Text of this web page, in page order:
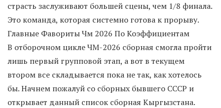
страсть заслуживают большей сцены, чем 1/8 финала.
Это команда, которая системно готова к прорыву.
Главные Фавориты Чм 2026 По Коэффициентам
В отборочном цикле ЧМ-2026 сборная смогла пройти
лишь первый групповой этап, а вот в текущем
втором все складывается пока не так, как хотелось
бы. Начнем пожалуй со сборных бывшего СССР и
открывает данный список сборная Кыргызстана.